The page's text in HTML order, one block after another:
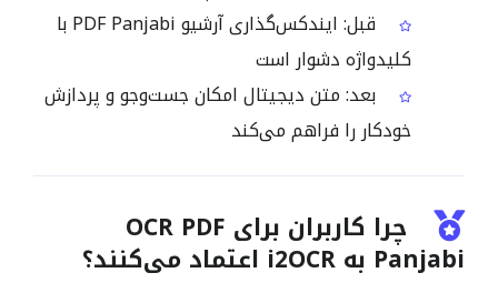
قبل: ایندکس‌گذاری آرشیو PDF Panjabi با
کلیدواژه دشوار است
بعد: متن دیجیتال امکان جست‌وجو و پردازش
خودکار را فراهم می‌کند
چرا کاربران برای OCR PDF
Panjabi به i2OCR اعتماد می‌کنند؟